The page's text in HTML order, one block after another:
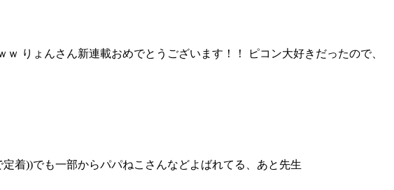
りょんさん新連載おめでとうございます！！ ピコン大好きだったので、
着))でも一部からパパねこさんなどよばれてる、あと先生